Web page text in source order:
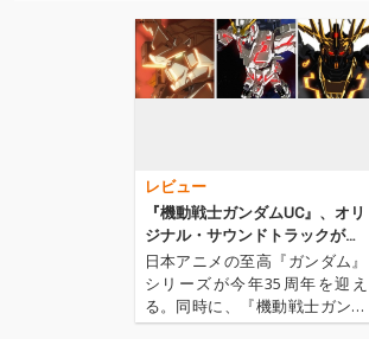
レビュー
『機動戦士ガンダムUC』、オリ
ジナル・サウンドトラックがハ
イレゾで登場!!
日本アニメの至高『ガンダム』
シリーズが今年35周年を迎え
る。同時に、『機動戦士ガンダ
ムUC』の最終章となるepisode